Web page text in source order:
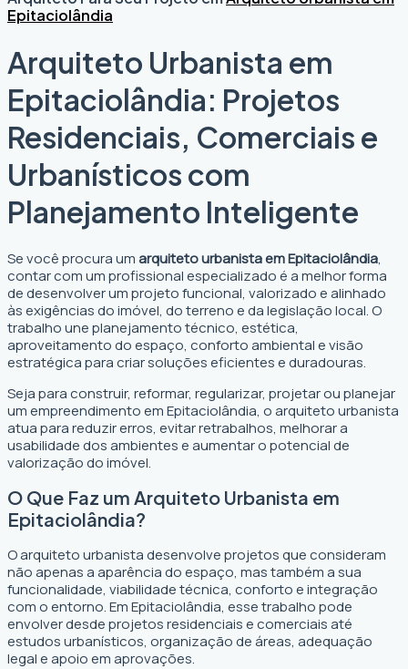
Epitaciolândia
Arquiteto Urbanista em
Epitaciolândia: Projetos
Residenciais, Comerciais e
Urbanísticos com
Planejamento Inteligente
Se você procura umarquiteto urbanista em Epitaciolândia,
contar com um profissional especializado é a melhor forma
de desenvolver um projeto funcional, valorizado e alinhado
às exigências do imóvel, do terreno e da legislação local. O
trabalho une planejamento técnico, estética,
aproveitamento do espaço, conforto ambiental e visão
estratégica para criar soluções eficientes e duradouras.
Seja para construir, reformar, regularizar, projetar ou planejar
um empreendimento em Epitaciolândia, o arquiteto urbanista
atua para reduzir erros, evitar retrabalhos, melhorar a
usabilidade dos ambientes e aumentar o potencial de
valorização do imóvel.
O Que Faz um Arquiteto Urbanista em
Epitaciolândia?
O arquiteto urbanista desenvolve projetos que consideram
não apenas a aparência do espaço, mas também a sua
funcionalidade, viabilidade técnica, conforto e integração
com o entorno. Em Epitaciolândia, esse trabalho pode
envolver desde projetos residenciais e comerciais até
estudos urbanísticos, organização de áreas, adequação
legal e apoio em aprovações.